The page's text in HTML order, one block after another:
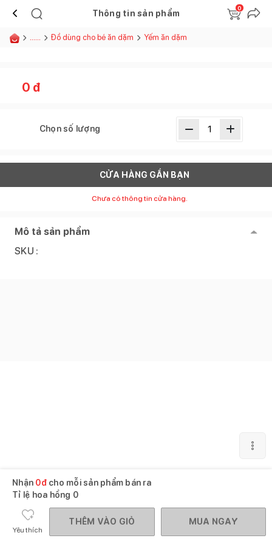
Thông tin sản phẩm
0
...... Đồ dùng cho bé ăn dặm Yếm ăn dặm
0 đ
Chọn số lượng
CỬA HÀNG GẦN BẠN
Chưa có thông tin cửa hàng.
Mô tả sản phẩm
SKU :
Nhận 0đcho mỗi sản phẩm bán ra
Tỉ lệ hoa hồng 0
Yêu thích
THÊM VÀO GIỎ MUA NGAY